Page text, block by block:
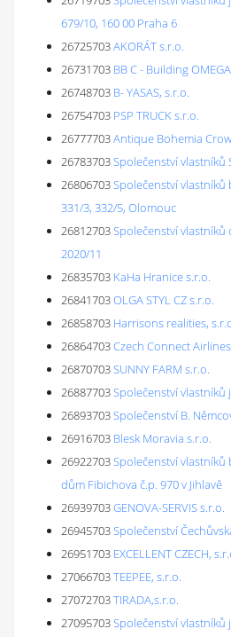
679/10, 160 00 Praha 6
26725703AKORÁT s.r.o.
26731703 BB C - Building
26748703 B- YASAS, s.r.o.
26754703 PSP TRUCK s.r.o.
26777703Antique Bohemia
26783703Společenství vlastníků
26806703Společenství vlastníků
331/3, 332/5, Olomouc
26812703Společenství vlastníků
2020/11
26835703 KaHa Hranice s.r.o.
26841703OLGA STYL CZ s.r.o.
26858703 Harrisons realities,
26864703Czech Connect
26870703SUNNY FARM s.r.o.
26887703Společenství vlastníků
26893703Společenství B.
26916703 Blesk Moravia s.r.o.
26922703Společenství
dům Fibichova č.p. 970 v Jihlavě
26939703GENOVA-SERVIS s.r.o.
26945703Společenství
26951703 EXCELLENT CZECH,
27066703TEEPEE, s.r.o.
27072703TIRADA,s.r.o.
27095703Společenství vlastníků